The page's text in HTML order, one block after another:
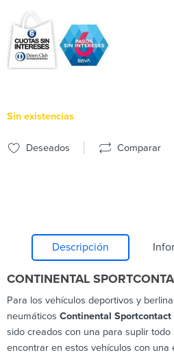
Sin existencias
Deseados Comparar
Descripción
CONTINENTAL
Para los vehículos deportivos y
neumáticos Continental Sportcontact
sido creados con una para suplir
encontrar en estos vehículos con una